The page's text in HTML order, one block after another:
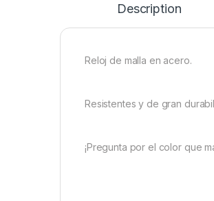
Description
Reloj de malla en acero.
Resistentes y de gran
¡Pregunta por el color que